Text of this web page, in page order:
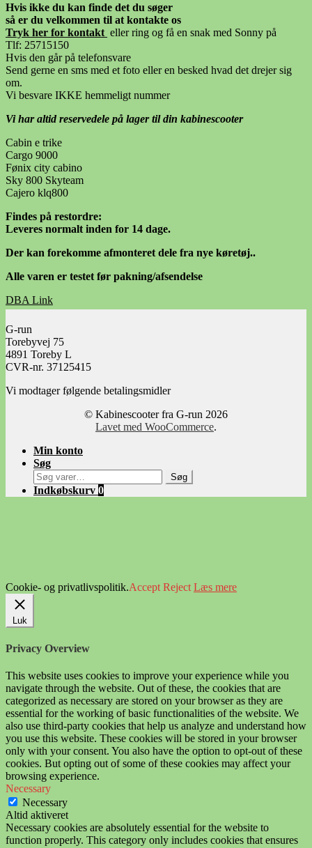
Hvis ikke du kan finde det du søger
så er du velkommen til at kontakte os
Tryk her for kontakt eller ring og få en snak med Sonny på
Tlf: 25715150
Hvis den går på telefonsvare
Send gerne en sms med et foto eller en besked hvad det drejer sig
om.
Vi besvare IKKE hemmeligt nummer
Vi har altid reservedele på lager til din kabinescooter
Cabin e trike
Cargo 9000
Fønix city cabino
Sky 800 Skyteam
Cajero klq800
Findes på restordre:
Leveres normalt inden for 14 dage.
Der kan forekomme afmonteret dele fra nye køretøj..
Alle varen er testet før pakning/afsendelse
DBA Link
Facebook Link
G-run
Torebyvej 75
4891 Toreby L
CVR-nr. 37125415
Vi modtager følgende betalingsmidler
© Kabinescooter fra G-run 2026
Lavet med WooCommerce.
Min konto
Søg
Søg
efter:
Søg
Indkøbskurv 0
Cookie- og privatlivspolitik.Accept Reject Læs mere
Luk
Privacy Overview
This website uses cookies to improve your experience while you
navigate through the website. Out of these, the cookies that are
categorized as necessary are stored on your browser as they are
essential for the working of basic functionalities of the website. We
also use third-party cookies that help us analyze and understand how
you use this website. These cookies will be stored in your browser
only with your consent. You also have the option to opt-out of these
cookies. But opting out of some of these cookies may affect your
browsing experience.
Necessary
Necessary
Altid aktiveret
Necessary cookies are absolutely essential for the website to
function properly. This category only includes cookies that ensures